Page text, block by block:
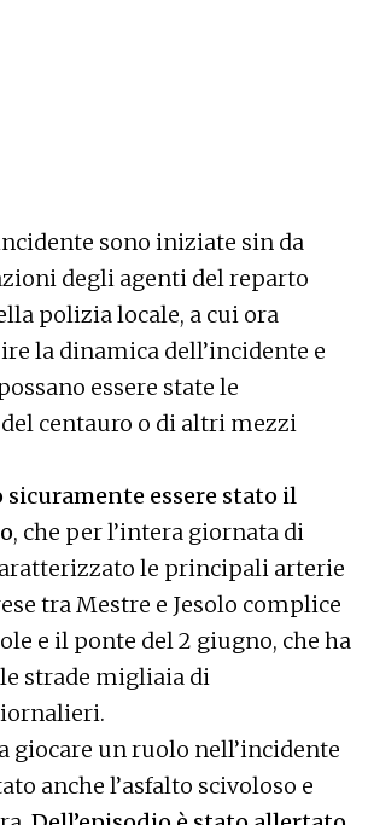
sono iniziate sin da
degli agenti del reparto
polizia locale, a cui ora
la dinamica dell’incidente e
essere state le
centauro o di altri mezzi
essere stato il
, che per l’intera giornata di
le principali arterie
tra Mestre e Jesolo complice
e il ponte del 2 giugno, che ha
strade migliaia di
giocare un ruolo nell’incidente
anche l’asfalto scivoloso e